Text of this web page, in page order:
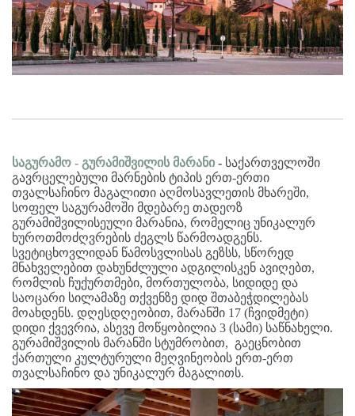
საგურამო - გურამიშვილის მარანი - საქართველოში
გავრცელებული მარნების ტიპის ერთ-ერთი
თვალსაჩინო მაგალითი აღმოსავლეთის მხარეში,
სოფელ საგურამოში მდებარე თადეოზ
გურამიშვილისეული მარანია, რომელიც უნიკალურ
ხუროთმოძღვრების ძეგლს წარმოადგენს.
სვეტიცხოვლიდან წამოსვლისას გეზსს, სწორედ
მნახველებით დახუნძლული ადგილისკენ ავიღებთ,
რომლის ჩუქურთმები, მორთულობა, სიდიდე და
საოცარი სილამაზე თქვენზე დიდ შთაბეჭდილებას
მოახდენს. დღესდღეობით, მარანში 17 (ჩვიდმეტი)
დიდი ქვევრია, ასევე მოწყობილია 3 (სამი) საწნახელი.
გურამიშვილის მარანში სტუმრობით, გაეცნობით
ქართული კულტურული მეღვინეობის ერთ-ერთ
თვალსაჩინო და უნიკალურ მაგალითს.